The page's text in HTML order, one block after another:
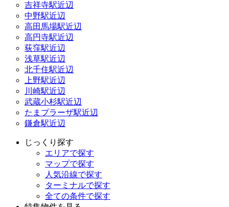
吉祥寺駅近辺
中野駅近辺
高田馬場駅近辺
高円寺駅近辺
荻窪駅近辺
浅草駅近辺
北千住駅近辺
上野駅近辺
川崎駅近辺
武蔵小杉駅近辺
たまプラーザ駅近辺
鎌倉駅近辺
じっくり探す
エリアで探す
マップで探す
人気沿線で探す
ターミナルで探す
全ての条件で探す